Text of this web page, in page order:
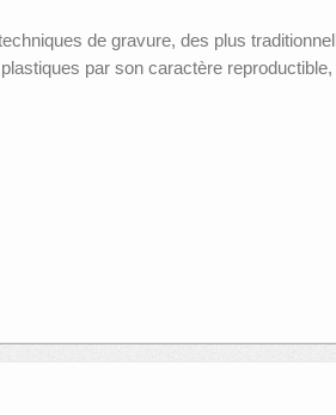
de gravure, des plus
par son caractère